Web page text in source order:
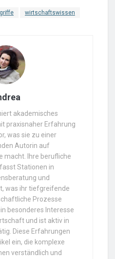
wirtschaftswissen
akademisches
praxisnaher Erfahrung
was sie zu einer
Autorin auf
macht. Ihre berufliche
Stationen in
und
was ihr tiefgreifende
Prozesse
besonderes Interesse
und ist aktiv in
Diese Erfahrungen
ein, die komplexe
verständlich und